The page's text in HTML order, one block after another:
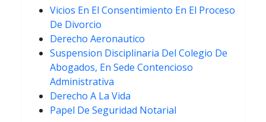
Vicios En El Consentimiento En El Proceso
De Divorcio
Derecho Aeronautico
Suspension Disciplinaria Del Colegio De
Abogados, En Sede Contencioso
Administrativa
Derecho A La Vida
Papel De Seguridad Notarial